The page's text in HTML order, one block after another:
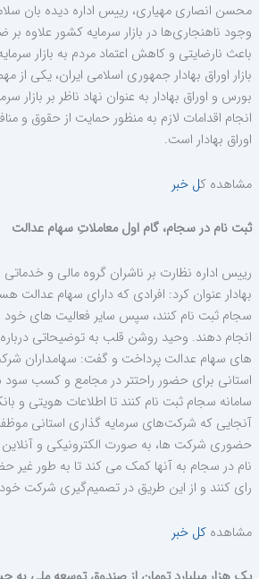
محسن انصاری مهیاری، رییس اداره دیده بان
وجود ناهنجاری‌ها در بازار سرمایه کشور علاوه
باعث نارضایتی و کاهش اعتماد مردم به بازار
بازار اوراق بهادار جمهوری اسلامی ایران، یکی از
بورس و اوراق بهادار به عنوان نهاد ناظر بر بازار
انجام اقدامات لازم به منظور حمایت از حقوق و
اوراق بهادار است.
مشاهده کل خبر
ثبت نام در سجام، گام اول معاملاتِ سهام عدالت
رییس اداره نظارت بر ناشران گروه مالی و
بهادار عنوان کرد: افرادی که دارای سهام عدالت
سجام ثبت نام کنند، سپس سایر فعالیت های خود
انجام دهند. وحید روشن قلب به توضیحاتی
های سهام عدالت پرداخت و گفت: سهامداران
استانی برای حضور راحتتر در مجامع و کسب سود
سامانه سجام ثبت نام کنند تا اطلاعات هویتی و
آنجایی که شرکت‌های سرمایه گذاری استانی
حضوری شرکت ها، به صورت الکترونیکی و آنلاین
نام در سجام به آنها کمک می کند تا به طور
رای کنند و از این طریق در تصمیم‌گیری شرکت
مشاهده کل خبر